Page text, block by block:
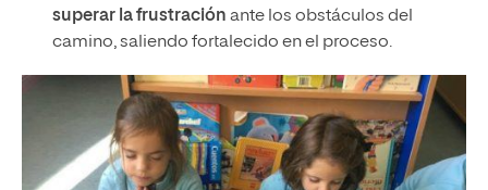
superar la frustración ante los obstáculos del
camino, saliendo fortalecido en el proceso.